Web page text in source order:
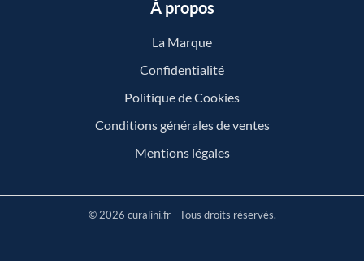
À propos
La Marque
Confidentialité
Politique de Cookies
Conditions générales de ventes
Mentions légales
© 2026 curalini.fr - Tous droits réservés.